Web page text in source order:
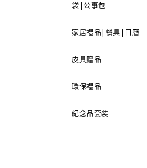
袋|公事包
家居禮品|餐具|日曆
皮具贈品
環保禮品
紀念品套裝